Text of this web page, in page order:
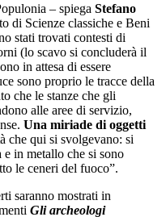
– spiega Stefano
di Scienze classiche e Beni
stati trovati contesti di
(lo scavo si concluderà il
in attesa di essere
sono proprio le tracce della
che le stanze che gli
alle aree di servizio,
Una miriade di oggetti
che qui si svolgevano: si
in metallo che si sono
le ceneri del fuoco”.
saranno mostrati in
Gli archeologi